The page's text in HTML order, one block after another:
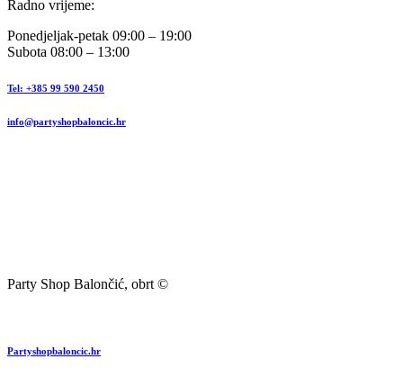
Radno vrijeme:
Ponedjeljak-petak 09:00 – 19:00
Subota 08:00 – 13:00
Tel: +385 99 590 2450
info@partyshopbaloncic.hr
Party Shop Balončić, obrt ©
Partyshopbaloncic.hr